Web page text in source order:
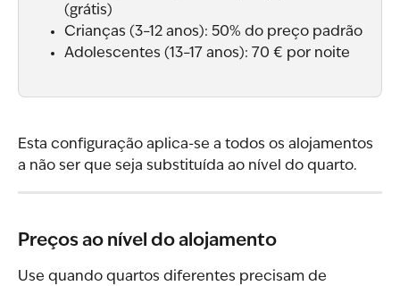
(grátis)
Crianças (3–12 anos): 50% do preço padrão
Adolescentes (13–17 anos): 70 € por noite
Esta configuração aplica-se a todos os alojamentos
a não ser que seja substituída ao nível do quarto.
Preços ao nível do alojamento
Use quando quartos diferentes precisam de